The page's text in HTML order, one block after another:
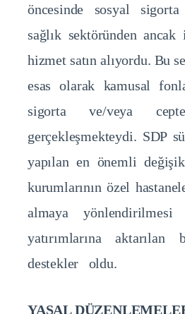
öncesinde sosyal
sağlık sektöründen
hizmet satın alıyordu. Bu
esas olarak kamusal
sigorta ve/veya
gerçekleşmekteydi. SDP
yapılan en önemli
kurumlarının özel
almaya
yatırımlarına
destekler oldu.
YASAL